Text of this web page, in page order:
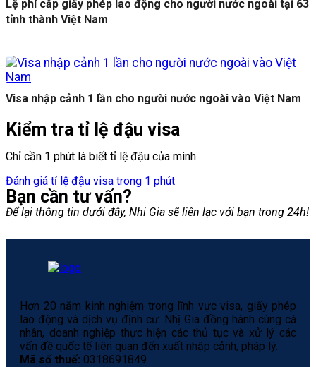
Lệ phí cấp giấy phép lao động cho người nước ngoài tại 63
tỉnh thành Việt Nam
Visa nhập cảnh 1 lần cho người nước ngoài vào Việt Nam
Kiểm tra tỉ lệ đậu visa
Chỉ cần 1 phút là biết tỉ lệ đậu của mình
Đánh giá tỉ lệ đậu visa trong 1 phút
Bạn cần tư vấn?
Để lại thông tin dưới đây, Nhi Gia sẽ liên lạc với bạn trong 24h!
Hơn 20 năm kinh nghiệm trong lĩnh vực visa, giấy phép
lao động và dịch vụ định cư. Nhị Gia đồng hành cùng cá
nhân, doanh nghiệp thực hiện các thủ tục và xử lý các
vấn đề quốc tế liên quan đến xuất nhập cảnh, pháp lý.
Mã số thuế: 0318691849